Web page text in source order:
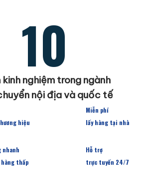
10
kinh nghiệm trong ngành
nội địa và quốc tế
hiệu
Miễn phí
lấy hàng tại nhà
nhanh
thấp
Hỗ trợ
trực tuyến 24/7